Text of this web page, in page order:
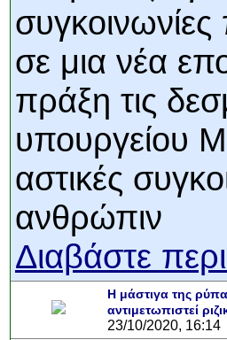
σε μια νέα
πράξη τις
υπουργείου
αστικές
ανθρώπιν
Διαβάστε
Η μάστιγα της
αντιμετωπιστεί
23/10/2020, 16:14